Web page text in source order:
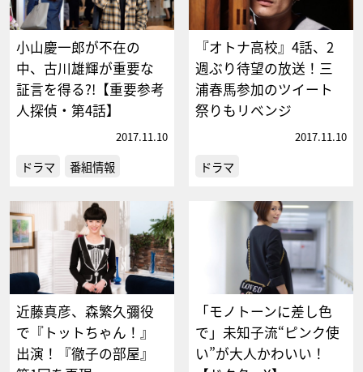
小山慶一郎が不在の
中、古川雄輝が重要な
証言を得る?!【重要参考
人探偵・第4話】
2017.11.10
ドラマ 番組情報
『オトナ高校』4話、2
週ぶり待望の放送！三
浦春馬参加のツイート
祭りもリベンジ
2017.11.10
ドラマ
近藤真彦、森繁久彌役
で『トットちゃん！』
出演！『徹子の部屋』
「モノトーンに差し色
で」未知子流“ピンク使
い”が大人かわいい！